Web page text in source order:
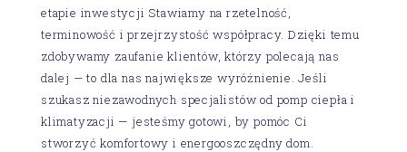
etapie inwestycji Stawiamy na rzetelność,
terminowość i przejrzystość współpracy. Dzięki temu
zdobywamy zaufanie klientów, którzy polecają nas
dalej — to dla nas największe wyróżnienie. Jeśli
szukasz niezawodnych specjalistów od pomp ciepła i
klimatyzacji — jesteśmy gotowi, by pomóc Ci
stworzyć komfortowy i energooszczędny dom.